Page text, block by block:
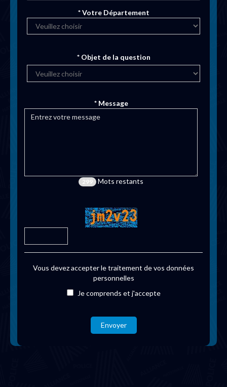
* Votre Département
* Objet de la question
* Message
299 Mots restants
Vous devez accepter le traitement de vos données
personnelles
Je comprends et j'accepte
Envoyer